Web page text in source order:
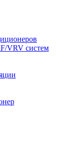
VRV систем